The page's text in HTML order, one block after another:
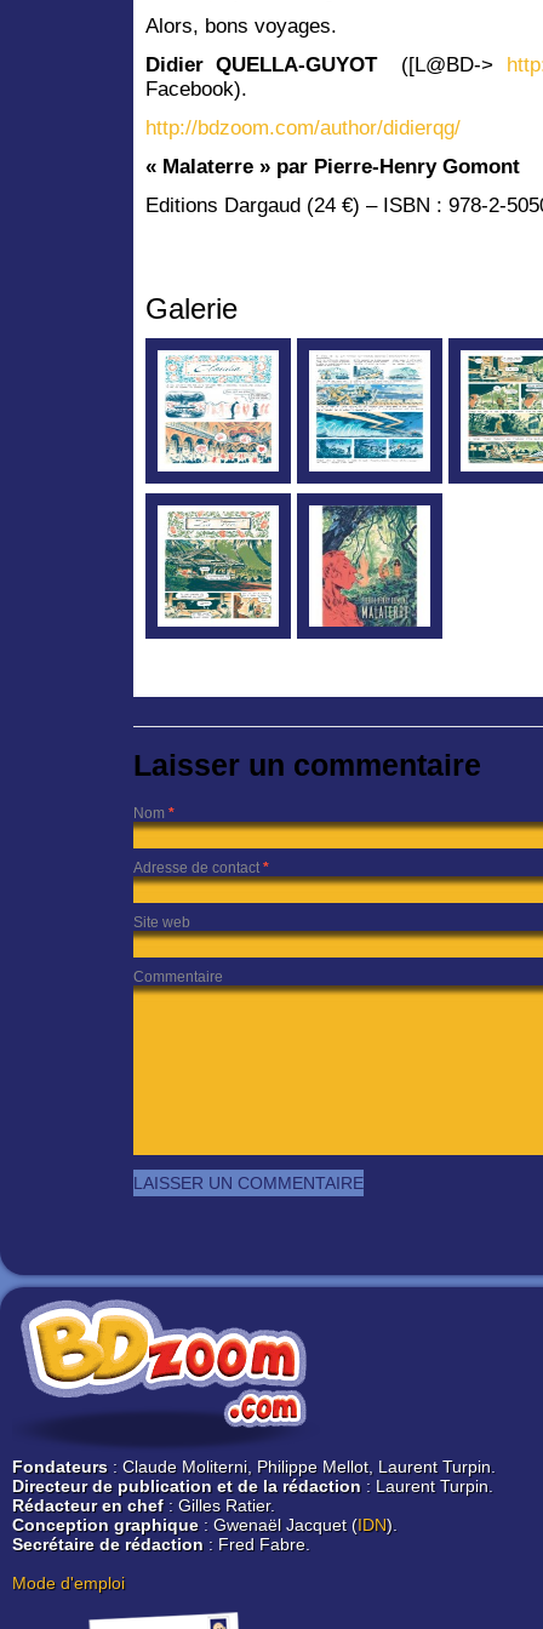
Alors, bons voyages.
Didier QUELLA-GUYOT ([L@BD->
Facebook).
http://bdzoom.com/author/didierqg/
« Malaterre » par Pierre-Henry Gomont
Editions Dargaud (24 €) – ISBN : 978-2-
Galerie
Laisser un commentaire
Nom *
Adresse de contact *
Site web
Commentaire
Fondateurs : Claude Moliterni, Philippe Mellot, Laurent Turpin.
Directeur de publication et de la rédaction : Laurent Turpin.
Rédacteur en chef: Gilles Ratier.
Conception graphique: Gwenaël Jacquet (IDN).
Secrétaire de rédaction : Fred Fabre.
Mode d'emploi